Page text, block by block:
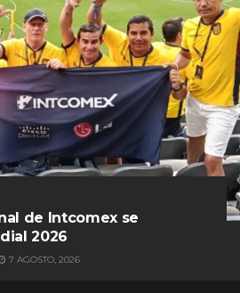
de Intcomex se
2026
7 AGOSTO, 2026